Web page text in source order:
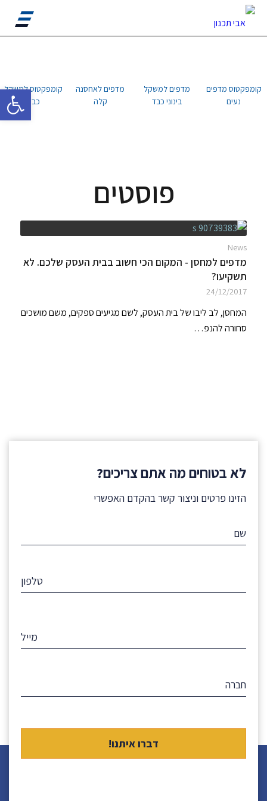
פתח
קומפקטוס מדפים
נעים
מדפים למשקל
בינוני כבד
מדפים לאחסנה
קלה
קומפקטוס למשקל
כבד
פוסטים
News
מדפים למחסן - המקום הכי חשוב בבית העסק שלכם. לא
תשקיעו?
24/12/2017
המחסן, לב ליבו של בית העסק, לשם מגיעים ספקים, משם מושכים
סחורה להנפ…
לא בטוחים מה אתם צריכים?
הזינו פרטים וניצור קשר בהקדם האפשרי